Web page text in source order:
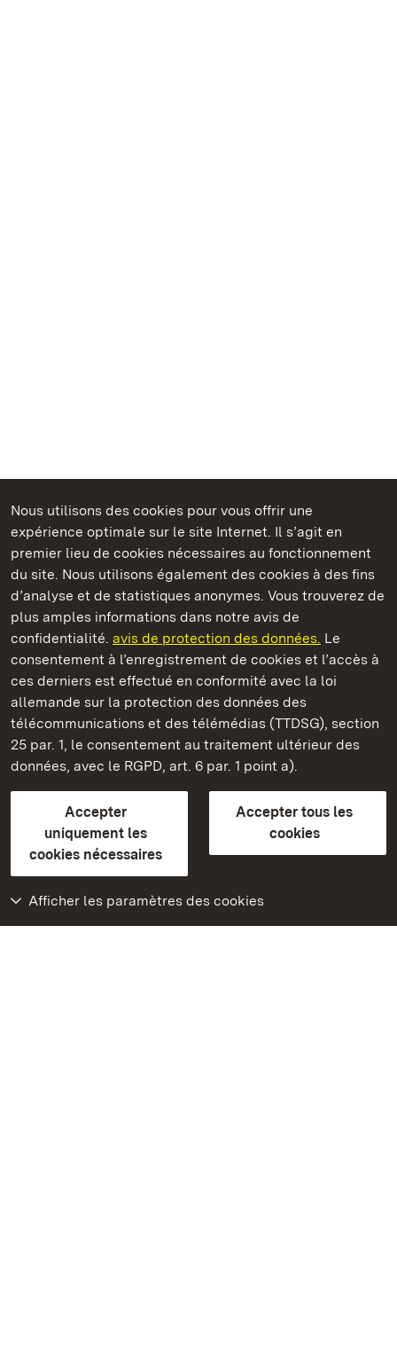
Nous utilisons des cookies pour vous offrir une
expérience optimale sur le site Internet. Il s’agit en
premier lieu de cookies nécessaires au fonctionnement
du site. Nous utilisons également des cookies à des fins
d’analyse et de statistiques anonymes. Vous trouverez de
plus amples informations dans notre avis de
confidentialité. avis de protection des données. Le
consentement à l’enregistrement de cookies et l’accès à
ces derniers est effectué en conformité avec la loi
allemande sur la protection des données des
télécommunications et des télémédias (TTDSG), section
25 par. 1, le consentement au traitement ultérieur des
données, avec le RGPD, art. 6 par. 1 point a).
Accepter
uniquement les
cookies nécessaires
Accepter tous les
cookies
Afficher les paramètres des cookies
Châteaux et jardins publics du Bade-Wurtemberg
Château résidentiel de Ludwigsburg
Châteaux et jardins publics du Bade-Wurtemberg
Contact et informationsFAQ et réponsesMentions légales
Protection des données
Explications sur l’accessibilité
BITV-konform (geprüfte Seiten)
plus loin
Accueil
Monuments
Rendez-nous visite